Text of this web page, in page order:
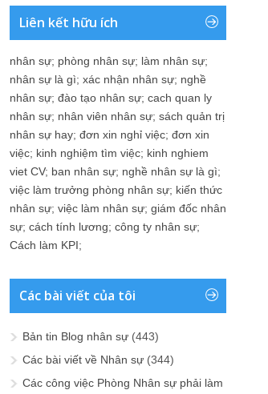
Liên kết hữu ích
nhân sự; phòng nhân sự; làm nhân sự;
nhân sự là gì; xác nhận nhân sự; nghề
nhân sự; đào tạo nhân sự; cach quan ly
nhân sự; nhân viên nhân sự; sách quản trị
nhân sự hay; đơn xin nghỉ việc; đơn xin
việc; kinh nghiệm tìm việc; kinh nghiem
viet CV; ban nhân sự; nghề nhân sự là gì;
việc làm trưởng phòng nhân sự; kiến thức
nhân sự; việc làm nhân sự; giám đốc nhân
sự; cách tính lương; công ty nhân sự;
Cách làm KPI;
Các bài viết của tôi
Bản tin Blog nhân sự (443)
Các bài viết về Nhân sự (344)
Các công việc Phòng Nhân sự phải làm